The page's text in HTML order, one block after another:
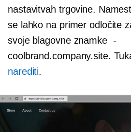
nastavitvah trgovine.
se lahko na primer odločite
svoje blagovne znamke -
coolbrand.company.site.
narediti.